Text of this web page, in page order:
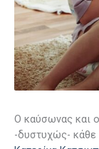
Ο καύσωνας και
-δυστυχώς- κάθε